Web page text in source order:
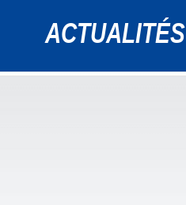
ACTUALITÉS